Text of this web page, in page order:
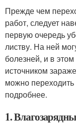
Прежде чем
работ, следует
первую очередь
листву. На ней
болезней, и в
источником
можно
подробнее.
1.